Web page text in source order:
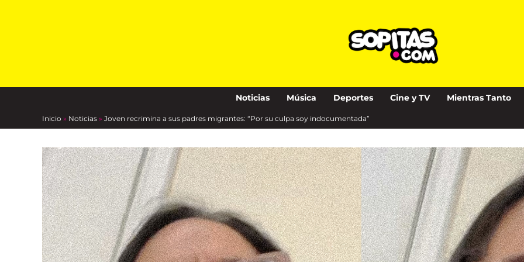
Noticias Música Deportes Cine y TV Mientras Tanto
Inicio » Noticias » Joven recrimina a sus padres migrantes: “Por su culpa soy indocumentada”